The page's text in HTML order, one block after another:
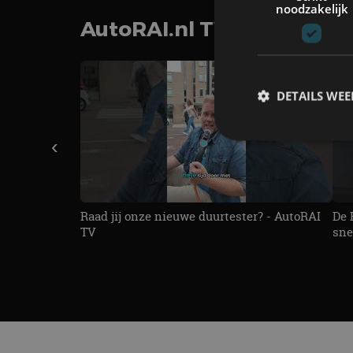
AutoRAI.nl TV SUBSCRIBE
‹
Raad jij onze nieuwe duurtester? - AutoRAI
TV
De
noodzakelijk
DETAILS
Strikt noodzakelijke
accountbeheer. De